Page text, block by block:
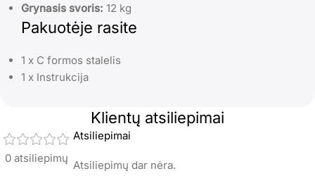
Grynasis svoris: 12 kg
Pakuotėje rasite
1 x C formos stalelis
1 x Instrukcija
Klientų atsiliepimai
0 atsiliepimų
Atsiliepimai
Atsiliepimų dar nėra.